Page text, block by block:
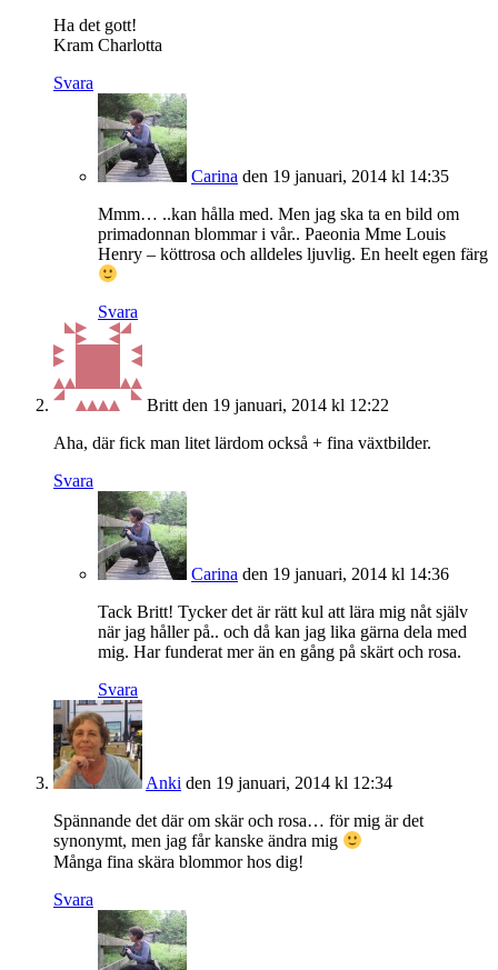
Ha det gott!
Kram Charlotta
Svara
Carina den 19 januari, 2014 kl 14:35
Mmm… ..kan hålla med. Men jag ska ta en bild om
primadonnan blommar i vår.. Paeonia Mme Louis
Henry – köttrosa och alldeles ljuvlig. En heelt egen färg
Svara
Britt den 19 januari, 2014 kl 12:22
Aha, där fick man litet lärdom också + fina växtbilder.
Svara
Carina den 19 januari, 2014 kl 14:36
Tack Britt! Tycker det är rätt kul att lära mig nåt själv
när jag håller på.. och då kan jag lika gärna dela med
mig. Har funderat mer än en gång på skärt och rosa.
Svara
Anki den 19 januari, 2014 kl 12:34
Spännande det där om skär och rosa… för mig är det
synonymt, men jag får kanske ändra mig
Många fina skära blommor hos dig!
Svara